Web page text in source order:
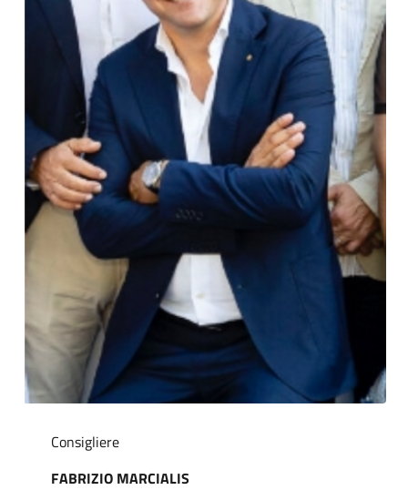
Consigliere
FABRIZIO MARCIALIS